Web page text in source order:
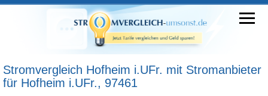
Stromvergleich Hofheim i.UFr. mit Stromanbieter
für Hofheim i.UFr., 97461